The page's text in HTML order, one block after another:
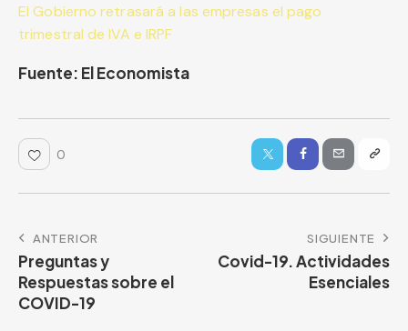
El Gobierno retrasará a las empresas el pago
trimestral de IVA e IRPF
Fuente: El Economista
0
ANTERIOR
Preguntas y
Respuestas sobre el
COVID-19
SIGUIENTE
Covid-19. Actividades
Esenciales